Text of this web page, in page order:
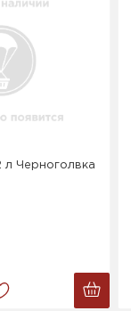
л Черноголвка